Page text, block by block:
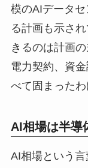
模のAIデータ
る計画も示さ
きるのは計画
電力契約、資
べて固まったわ
AI相場は半導
AI相場という